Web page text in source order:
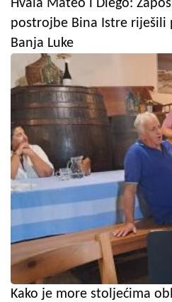
Hvala Mateo i Diego:
postrojbe Bina Istre
Banja Luke
Kako je more stoljećima